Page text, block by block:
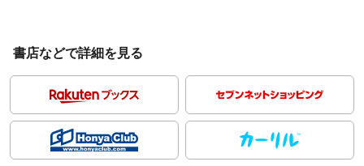
書店などで詳細を見る